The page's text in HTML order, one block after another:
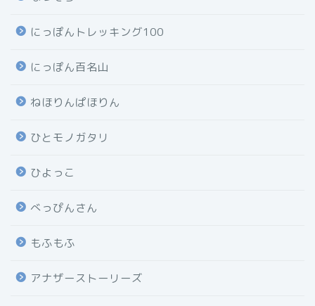
にっぽんトレッキング100
にっぽん百名山
ねほりんぱほりん
ひとモノガタリ
ひよっこ
べっぴんさん
もふもふ
アナザーストーリーズ